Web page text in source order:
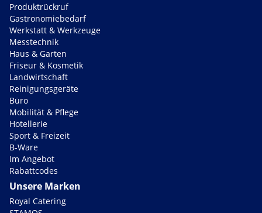
Produktrückruf
Gastronomiebedarf
Werkstatt & Werkzeuge
Messtechnik
Haus & Garten
Friseur & Kosmetik
Landwirtschaft
Reinigungsgeräte
Büro
Mobilität & Pflege
Hotellerie
Sport & Freizeit
B-Ware
Im Angebot
Rabattcodes
Unsere Marken
Royal Catering